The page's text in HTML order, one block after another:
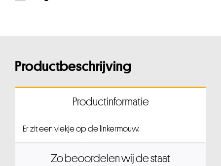
Productbeschrijving
Productinformatie
Er zit een vlekje op de linkermouw.
Zo beoordelen wij de staat